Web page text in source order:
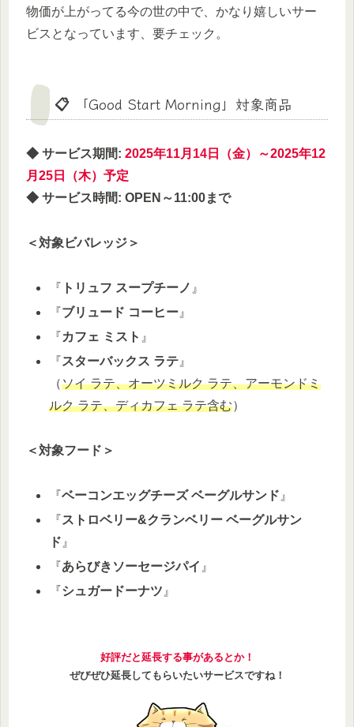
物価が上がってる今の世の中で、かなり嬉しいサー
ビスとなっています、要チェック。
📋 「Good Start Morning」対象商品
◆ サービス期間: 2025年11月14日（金）～2025年12
月25日（木）予定
◆ サービス時間: OPEN～11:00まで
＜対象ビバレッジ＞
『 トリュフ スープチーノ 』
『ブリュード コーヒー 』
『カフェ ミスト 』
『スターバックス ラテ 』
（ソイ ラテ、オーツミルク ラテ、アーモンドミ
ルク ラテ、ディカフェ ラテ含む）
＜対象フード＞
『ベーコンエッグチーズ ベーグルサンド 』
『ストロベリー&クランベリー ベーグルサン
ド 』
『あらびきソーセージパイ 』
『シュガードーナツ 』
好評だと延長する事があるとか！
ぜびぜひ延長してもらいたいサービスですね！